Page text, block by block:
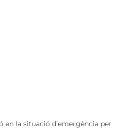
en la situació d’emergència per